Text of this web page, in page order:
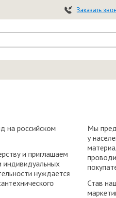
Заказать
на российском
и приглашаем
индивидуальных
нуждается
Мы
у
Став